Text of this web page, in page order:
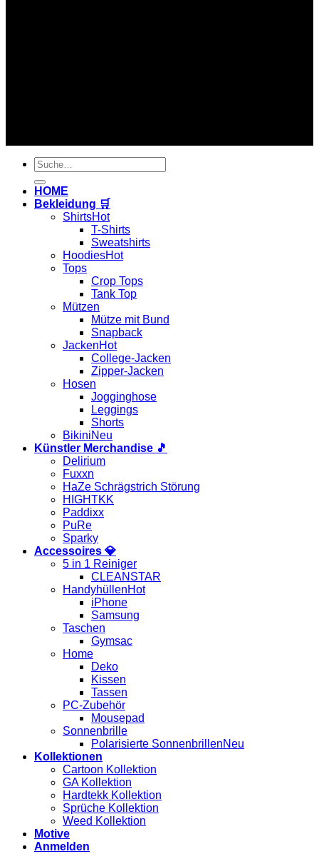
Suche
nach:
HOME
Bekleidung 🛒
Shirts
T-Shirts
Sweatshirts
Hoodies
Tops
Crop Tops
Tank Top
Mützen
Mütze mit Bund
Snapback
Jacken
College-Jacken
Zipper-Jacken
Hosen
Jogginghose
Leggings
Shorts
Bikini
Künstler Merchandise 🎵
Delirium
Fuxxn
HaZe Schrägstrich Störung
HIGHTKK
Paddixx
PuRe
Sparky
Accessoires 💎
5 in 1 Reiniger
CLEANSTAR
Handyhüllen
iPhone
Samsung
Taschen
Gymsac
Home
Deko
Kissen
Tassen
PC-Zubehör
Mousepad
Sonnenbrille
Polarisierte Sonnenbrillen
Kollektionen
Cartoon Kollektion
GA Kollektion
Hardtekk Kollektion
Sprüche Kollektion
Weed Kollektion
Motive
Anmelden